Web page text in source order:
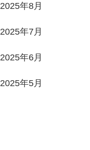
2025年8月
2025年7月
2025年6月
2025年5月